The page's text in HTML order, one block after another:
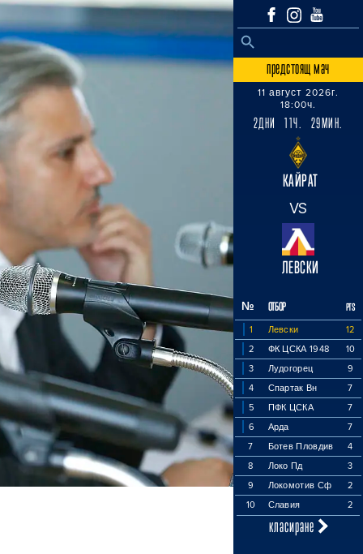
Search
SEARCH BUTTON
предстоящ мач
11 август 2026г.
18:00ч.
2ДНИ 11Ч. 29МИН.
КАЙРАТ
VS
ЛЕВСКИ
№ ОТБОР PTS
1 Левски
12
2
ФК ЦСКА 1948
10
3
Лудогорец
9
4
Спартак Вн
7
5
ПФК ЦСКА
7
6
Арда
7
7
Ботев Пловдив
4
8
Локо Пд
3
9
Локомотив Сф
2
10
Славия 2
класиране